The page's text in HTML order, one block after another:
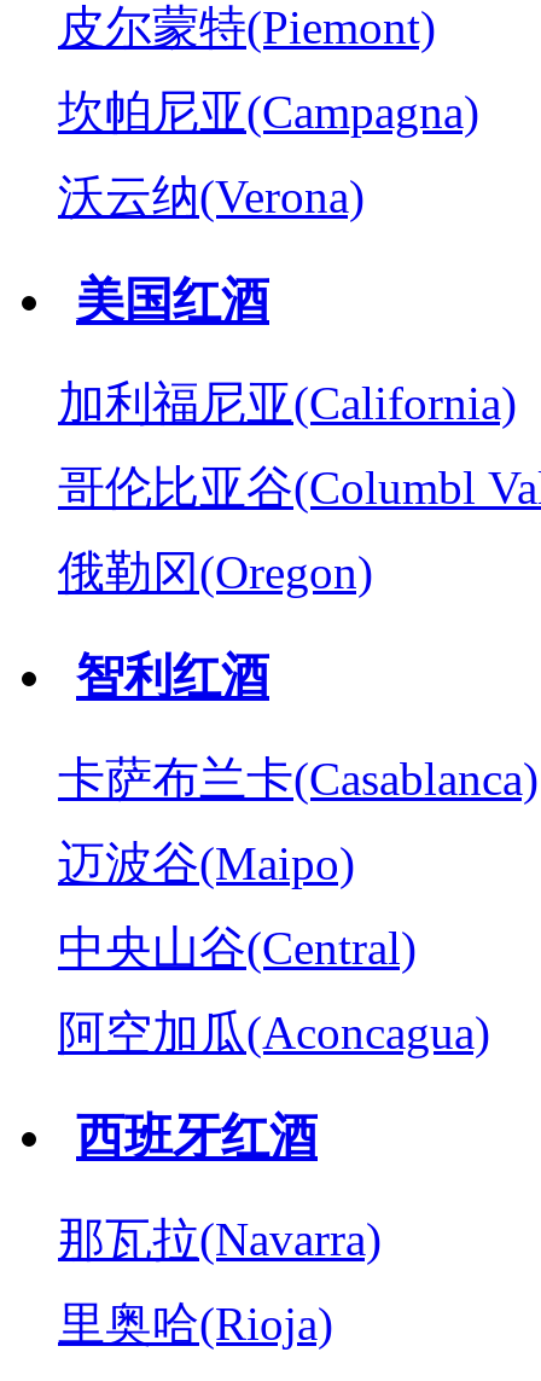
皮尔蒙特(Piemont)
坎帕尼亚(Campagna)
沃云纳(Verona)
美国红酒
加利福尼亚(California)
哥伦比亚谷(Columbl
俄勒冈(Oregon)
智利红酒
卡萨布兰卡(Casablanca)
迈波谷(Maipo)
中央山谷(Central)
阿空加瓜(Aconcagua)
西班牙红酒
那瓦拉(Navarra)
里奥哈(Rioja)